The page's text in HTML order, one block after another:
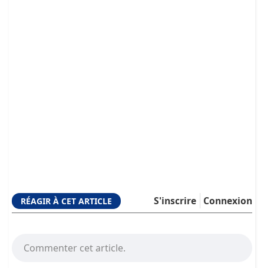
RÉAGIR À CET ARTICLE Connexion
S'inscrire
Commenter cet article.